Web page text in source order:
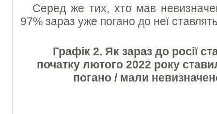
Серед же тих, хто мав
97% зараз уже погано до неї
Графік 2. Як зараз до росії
початку лютого 2022 року
погано / мали